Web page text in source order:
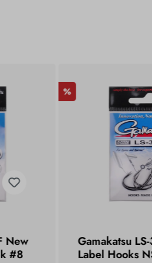
New
#8
%
Gamakatsu
Label Hooks